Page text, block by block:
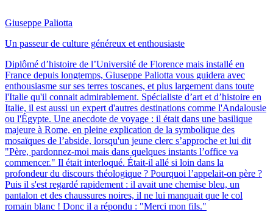
Giuseppe Paliotta
Un passeur de culture généreux et enthousiaste
Diplômé d’histoire de l’Université de Florence mais installé en
France depuis longtemps, Giuseppe Paliotta vous guidera avec
enthousiasme sur ses terres toscanes, et plus largement dans toute
l'Italie qu'il connait admirablement. Spécialiste d’art et d’histoire en
Italie, il est aussi un expert d'autres destinations comme l'Andalousie
ou l'Égypte. Une anecdote de voyage : il était dans une basilique
majeure à Rome, en pleine explication de la symbolique des
mosaïques de l’abside, lorsqu'un jeune clerc s’approche et lui dit
"Père, pardonnez-moi mais dans quelques instants l’office va
commencer." Il était interloqué. Était-il allé si loin dans la
profondeur du discours théologique ? Pourquoi l’appelait-on père ?
Puis il s'est regardé rapidement : il avait une chemise bleu, un
pantalon et des chaussures noires, il ne lui manquait que le col
romain blanc ! Donc il a répondu : "Merci mon fils."